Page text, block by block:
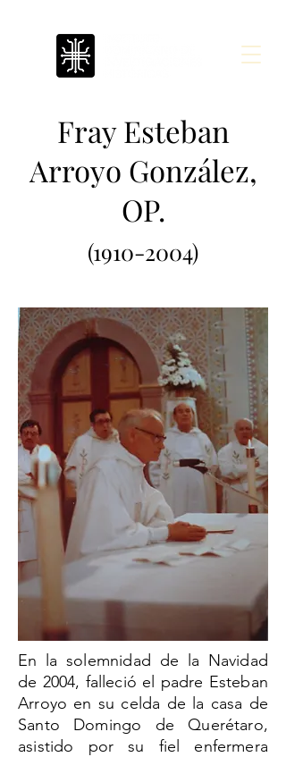
Fray Esteban
Arroyo González,
OP.
(1910-2004)
En la solemnidad de la Navidad
de 2004, falleció el padre Esteban
Arroyo en su celda de la casa de
Santo Domingo de Querétaro,
asistido por su fiel enfermera